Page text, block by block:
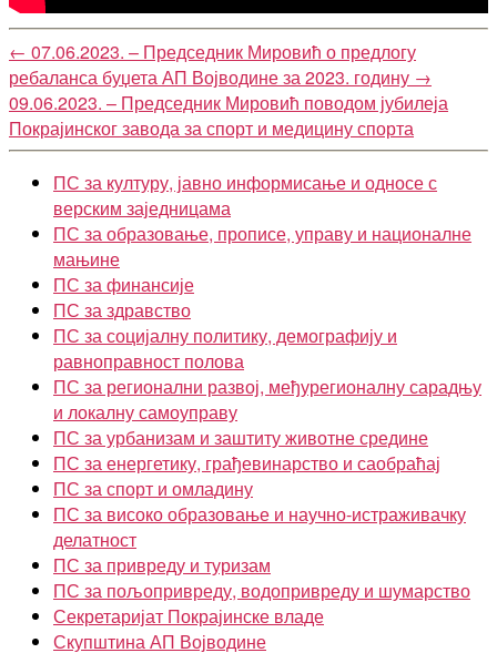
← 07.06.2023. – Председник Мировић о предлогу
ребаланса буџета АП Војводине за 2023. годину →
09.06.2023. – Председник Мировић поводом јубилеја
Покрајинског завода за спорт и медицину спорта
ПС за културу, јавно информисање и односе с
верским заједницама
ПС за образовање, прописе, управу и националне
мањине
ПС за финансије
ПС за здравство
ПС за социјалну политику, демографију и
равноправност полова
ПС за регионални развој, међурегионалну сарадњу
и локалну самоуправу
ПС за урбанизам и заштиту животне средине
ПС за енергетику, грађевинарство и саобраћај
ПС за спорт и омладину
ПС за високо образовање и научно-истраживачку
делатност
ПС за привреду и туризам
ПС за пољопривреду, водопривреду и шумарство
Секретаријат Покрајинске владе
Скупштина АП Војводине